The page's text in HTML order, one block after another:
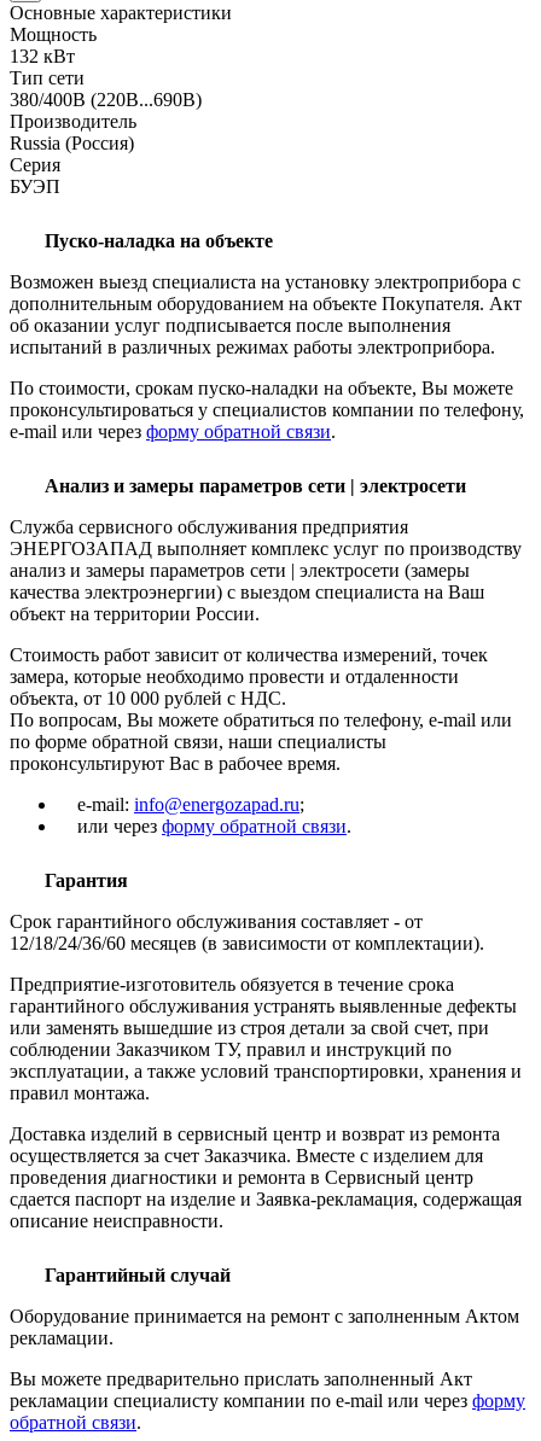
Основные характеристики
Мощность
132 кВт
Тип сети
380/400В (220В...690В)
Производитель
Russia (Россия)
Серия
БУЭП
Пуско-наладка на объекте
Возможен выезд специалиста на установку электроприбора с
дополнительным оборудованием на объекте Покупателя. Акт
об оказании услуг подписывается после выполнения
испытаний в различных режимах работы электроприбора.
По стоимости, срокам пуско-наладки на объекте, Вы можете
проконсультироваться у специалистов компании по телефону,
e-mail или через форму обратной связи.
Анализ и замеры параметров сети | электросети
Служба сервисного обслуживания предприятия
ЭНЕРГОЗАПАД выполняет комплекс услуг по производству
анализ и замеры параметров сети | электросети (замеры
качества электроэнергии) с выездом специалиста на Ваш
объект на территории России.
Стоимость работ зависит от количества измерений, точек
замера, которые необходимо провести и отдаленности
объекта, от 10 000 рублей с НДС.
По вопросам, Вы можете обратиться по телефону, e-mail или
по форме обратной связи, наши специалисты
проконсультируют Вас в рабочее время.
e-mail: info@energozapad.ru;
или через форму обратной связи.
Гарантия
Срок гарантийного обслуживания составляет - от
12/18/24/36/60 месяцев (в зависимости от комплектации).
Предприятие-изготовитель обязуется в течение срока
гарантийного обслуживания устранять выявленные дефекты
или заменять вышедшие из строя детали за свой счет, при
соблюдении Заказчиком ТУ, правил и инструкций по
эксплуатации, а также условий транспортировки, хранения и
правил монтажа.
Доставка изделий в сервисный центр и возврат из ремонта
осуществляется за счет Заказчика. Вместе с изделием для
проведения диагностики и ремонта в Сервисный центр
сдается паспорт на изделие и Заявка-рекламация, содержащая
описание неисправности.
Гарантийный случай
Оборудование принимается на ремонт с заполненным Актом
рекламации.
Вы можете предварительно прислать заполненный Акт
рекламации специалисту компании по e-mail или через форму
обратной связи.